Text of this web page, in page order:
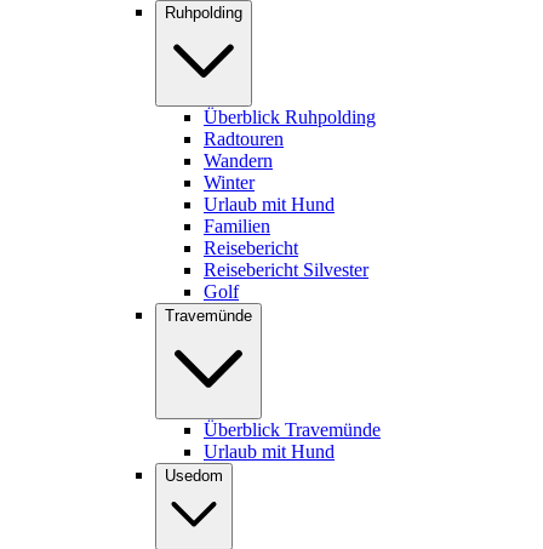
Ruhpolding
Überblick Ruhpolding
Radtouren
Wandern
Winter
Urlaub mit Hund
Familien
Reisebericht
Reisebericht Silvester
Golf
Travemünde
Überblick Travemünde
Urlaub mit Hund
Usedom